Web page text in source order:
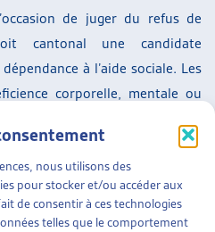
nous utilisons des
pour stocker et/ou accéder aux
de consentir à ces technologies
telles que le comportement
de juger du refus de
cantonal une candidate
à l’aide sociale. Les
corporelle, mentale ou
financière touche de manière
souffrent d’un tel handicap.
jugé qu’une telle exigence
(indirecte) envers ces